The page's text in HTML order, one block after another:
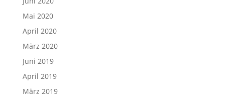
Mai 2020
April 2020
März 2020
Juni 2019
April 2019
März 2019